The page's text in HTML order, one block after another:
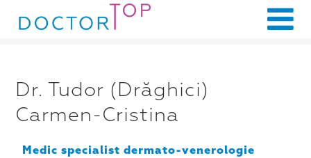
Dr. Tudor (Drăghici)
Carmen-Cristina
Medic specialist dermato-venerologie